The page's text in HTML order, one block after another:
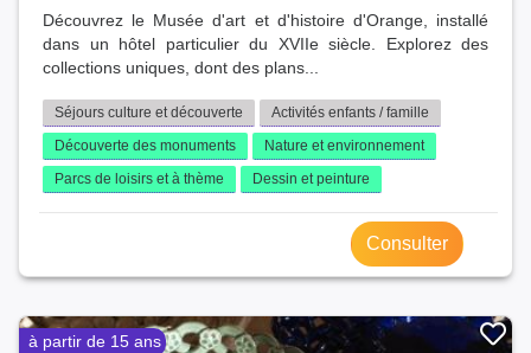
Découvrez le Musée d'art et d'histoire d'Orange, installé
dans un hôtel particulier du XVIIe siècle. Explorez des
collections uniques, dont des plans...
Séjours culture et découverte
Activités enfants / famille
Découverte des monuments
Nature et environnement
Parcs de loisirs et à thème
Dessin et peinture
Consulter
à partir de 15 ans